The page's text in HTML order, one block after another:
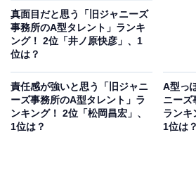
A post shared by 大病院占拠【公式
2位には、嵐の櫻井翔さんがランク
真面目だと思う「旧ジャニーズ
事務所のA型タレント」ランキ
ング！ 2位「井ノ原快彦」、1
位は？
責任感が強いと思う「旧ジャニ
ーズ事務所のA型タレント」ラ
ンキング！ 2位「松岡昌宏」、
1位は？
A型っ
ニーズ
ランキ
1位は？